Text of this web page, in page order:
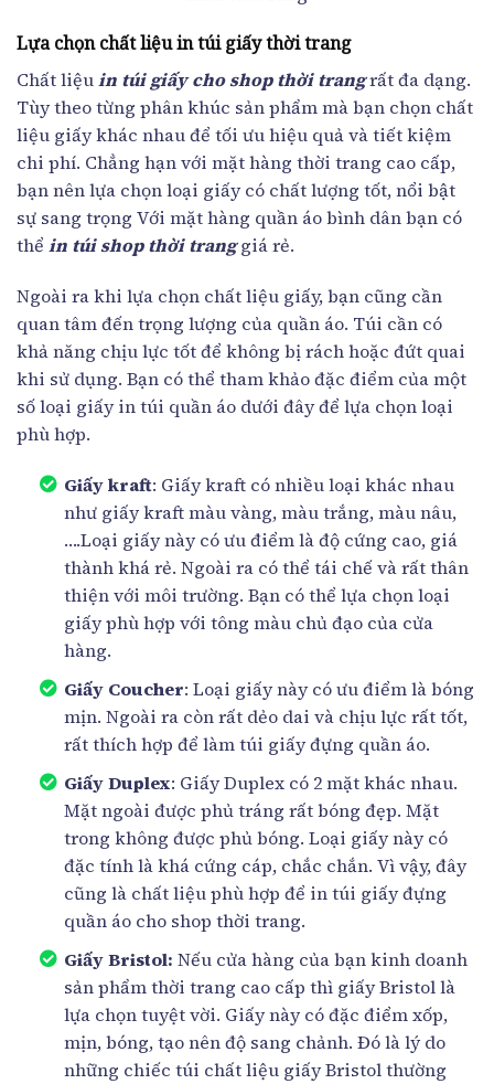
Lựa chọn chất liệu in túi giấy thời trang
Chất liệuin túi giấy cho shop thời trangrất đa dạng.
Tùy theo từng phân khúc sản phẩm mà bạn chọn chất
liệu giấy khác nhau để tối ưu hiệu quả và tiết kiệm
chi phí. Chẳng hạn với mặt hàng thời trang cao cấp,
bạn nên lựa chọn loại giấy có chất lượng tốt, nổi bật
sự sang trọng Với mặt hàng quần áo bình dân bạn có
thể in túi shop thời tranggiá rẻ.
Ngoài ra khi lựa chọn chất liệu giấy, bạn cũng cần
quan tâm đến trọng lượng của quần áo. Túi cần có
khả năng chịu lực tốt để không bị rách hoặc đứt quai
khi sử dụng. Bạn có thể tham khảo đặc điểm của một
số loại giấy in túi quần áo dưới đây để lựa chọn loại
phù hợp.
Giấy kraft: Giấy kraft có nhiều loại khác nhau
như giấy kraft màu vàng, màu trắng, màu nâu,
….Loại giấy này có ưu điểm là độ cứng cao, giá
thành khá rẻ. Ngoài ra có thể tái chế và rất thân
thiện với môi trường. Bạn có thể lựa chọn loại
giấy phù hợp với tông màu chủ đạo của cửa
hàng.
Giấy Coucher: Loại giấy này có ưu điểm là bóng
mịn. Ngoài ra còn rất dẻo dai và chịu lực rất tốt,
rất thích hợp để làm túi giấy đựng quần áo.
Giấy Duplex: Giấy Duplex có 2 mặt khác nhau.
Mặt ngoài được phủ tráng rất bóng đẹp. Mặt
trong không được phủ bóng. Loại giấy này có
đặc tính là khá cứng cáp, chắc chắn. Vì vậy, đây
cũng là chất liệu phù hợp để in túi giấy đựng
quần áo cho shop thời trang.
Giấy Bristol: Nếu cửa hàng của bạn kinh doanh
sản phẩm thời trang cao cấp thì giấy Bristol là
lựa chọn tuyệt vời. Giấy này có đặc điểm xốp,
mịn, bóng, tạo nên độ sang chảnh. Đó là lý do
những chiếc túi chất liệu giấy Bristol thường